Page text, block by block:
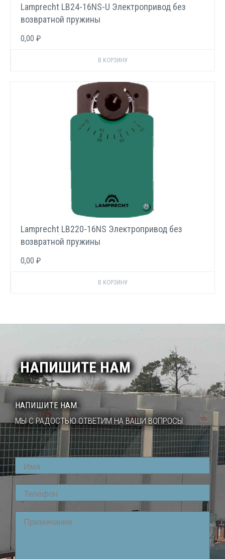
Lamprecht LB24-16NS-U Электропривод без
возвратной пружины
0,00 ₽
Lamprecht LB220-16NS Электропривод без
возвратной пружины
0,00 ₽
НАПИШИТЕ НАМ
НАПИШИТЕ НАМ.
МЫ С РАДОСТЬЮ ОТВЕТИМ НА ВАШИ ВОПРОСЫ.
Name
Phone
Comment